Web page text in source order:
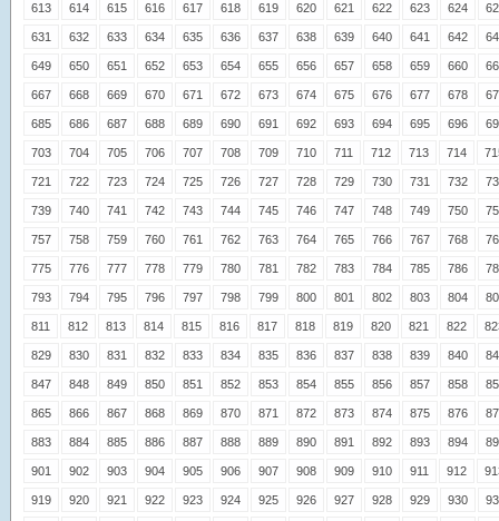
613 614 615 616 617 618 619 620 621 622 623 624
631 632 633 634 635 636 637 638 639 640 641 642
649 650 651 652 653 654 655 656 657 658 659 660
667 668 669 670 671 672 673 674 675 676 677 678
685 686 687 688 689 690 691 692 693 694 695 696
703 704 705 706 707 708 709 710 711 712 713 714
721 722 723 724 725 726 727 728 729 730 731 732
739 740 741 742 743 744 745 746 747 748 749 750
757 758 759 760 761 762 763 764 765 766 767 768
775 776 777 778 779 780 781 782 783 784 785 786
793 794 795 796 797 798 799 800 801 802 803 804
811 812 813 814 815 816 817 818 819 820 821 822
829 830 831 832 833 834 835 836 837 838 839 840
847 848 849 850 851 852 853 854 855 856 857 858
865 866 867 868 869 870 871 872 873 874 875 876
883 884 885 886 887 888 889 890 891 892 893 894
901 902 903 904 905 906 907 908 909 910 911 912
919 920 921 922 923 924 925 926 927 928 929 930